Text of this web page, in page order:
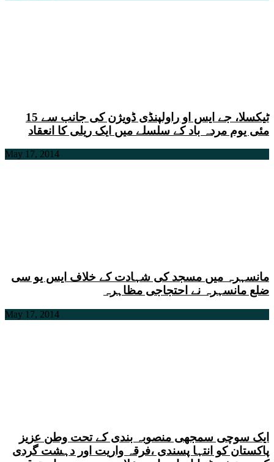
ٹیکسلا، جے ایس او راولپنڈی ڈویژن کی جانب سے 15
مئی یوم مردہ باد کے سلسلے میں ایک ریلی کا انعقاد
May 17, 2014
مانسہرہ میں مسجد کی شہادت کے خلاف ایس یو سی
ضلع مانسہرہ نے احتجاجی مظاہرہ
May 17, 2014
ایک سوچی سمجھی منصوبہ بندی کے تحت وطن عزیز
پاکستان کو انتہا پسندی ،فرقہ واریت اور دہشت گردی